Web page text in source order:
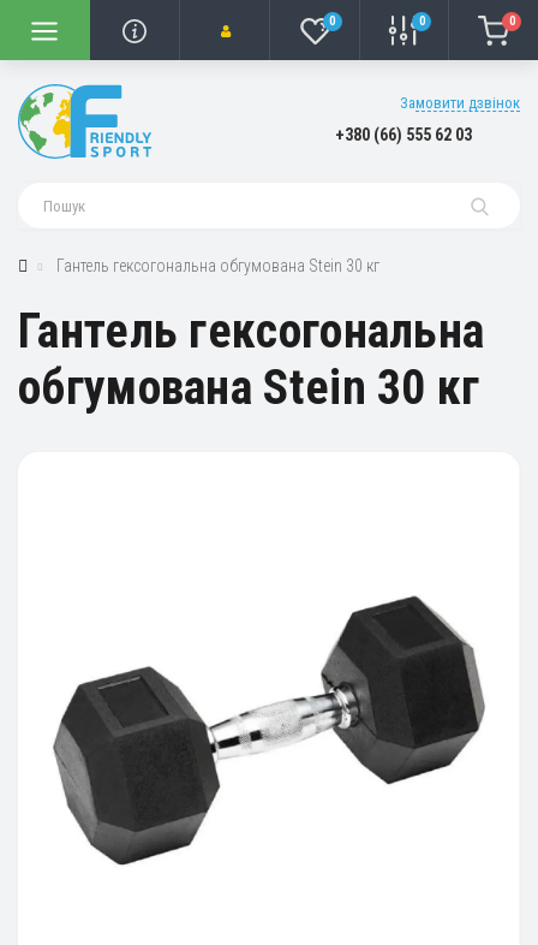
0 0 0
Замовити дзвінок
+380 (66) 555 62 03
Гантель гексогональна обгумована Stein 30 кг
Гантель гексогональна
обгумована Stein 30 кг